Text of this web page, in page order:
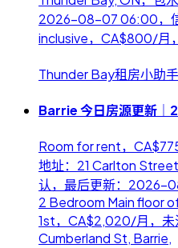
2026-08-07 06:00，
inclusive，CA$800/月
Thunder Bay租房小助手
Barrie 今日房源更新｜
Room for rent，
地址：21 Carlton
认，最后更新：2026-
2 Bedroom Main floor
1st，CA$2,020/月，未
Cumberland St, Barrie,